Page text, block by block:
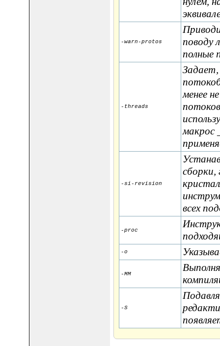
-warn-protos
поводу
полные
-threads
Задает,
менее
макрос
-si-revision
сборки,
всех
-proc
-o
-MM
-S